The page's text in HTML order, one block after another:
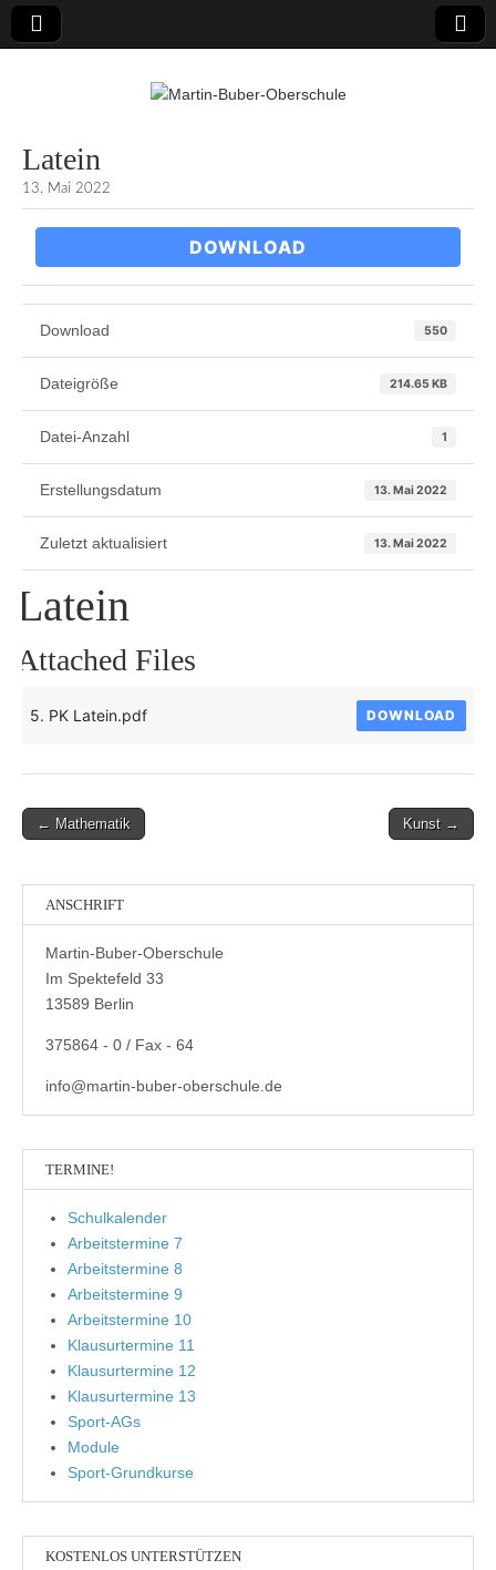
Martin-Buber-
Oberschule
Latein
13. Mai 2022
DOWNLOAD
Download 550
Dateigröße 214.65 KB
Datei-Anzahl 1
Erstellungsdatum 13. Mai 2022
Zuletzt aktualisiert 13. Mai 2022
Latein
Attached Files
5. PK Latein.pdf DOWNLOAD
Post← Mathematik Kunst →
ANSCHRIFT
Martin-Buber-Oberschule
Im Spektefeld 33
13589 Berlin
375864 - 0 / Fax - 64
info@martin-buber-oberschule.de
TERMINE!
Schulkalender
Arbeitstermine 7
Arbeitstermine 8
Arbeitstermine 9
Arbeitstermine 10
Klausurtermine 11
Klausurtermine 12
Klausurtermine 13
Sport-AGs
Module
Sport-Grundkurse
KOSTENLOS UNTERSTÜTZEN